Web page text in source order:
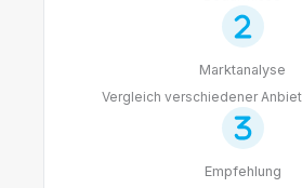
Marktanalyse
Vergleich verschiedener
Empfehlung